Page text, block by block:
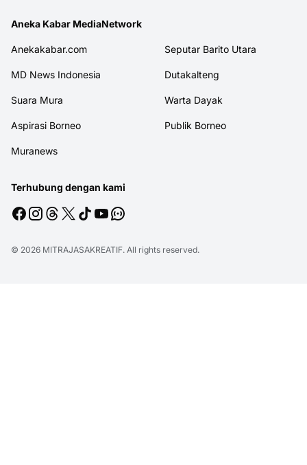
Aneka Kabar MediaNetwork
Anekakabar.com Seputar Barito Utara
MD News Indonesia Dutakalteng
Suara Mura Warta Dayak
Aspirasi Borneo Publik Borneo
Muranews
Terhubung dengan kami
© 2026 MITRAJASAKREATIF. All rights reserved.